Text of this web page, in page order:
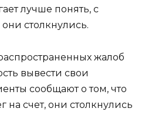
лучше понять, с
столкнулись.
жалоб
вывести свои
сообщают о том, что
на счет, они столкнулись